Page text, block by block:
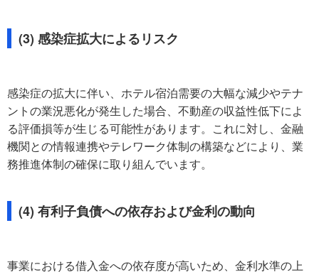
(3) 感染症拡大によるリスク
感染症の拡大に伴い、ホテル宿泊需要の大幅な減少やテナ
ントの業況悪化が発生した場合、不動産の収益性低下によ
る評価損等が生じる可能性があります。これに対し、金融
機関との情報連携やテレワーク体制の構築などにより、業
務推進体制の確保に取り組んでいます。
(4) 有利子負債への依存および金利の動向
事業における借入金への依存度が高いため、金利水準の上